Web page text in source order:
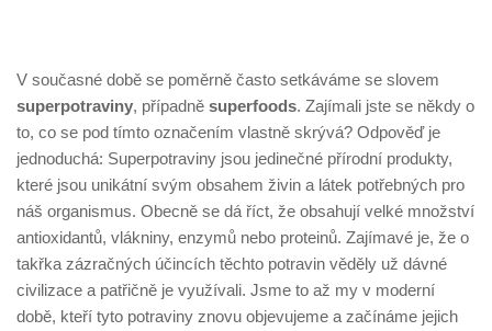
V současné době se poměrně často setkáváme se slovem
superpotraviny, případně superfoods. Zajímali jste se někdy o
to, co se pod tímto označením vlastně skrývá? Odpověď je
jednoduchá: Superpotraviny jsou jedinečné přírodní produkty,
které jsou unikátní svým obsahem živin a látek potřebných pro
náš organismus. Obecně se dá říct, že obsahují velké množství
antioxidantů, vlákniny, enzymů nebo proteinů. Zajímavé je, že o
takřka zázračných účincích těchto potravin věděly už dávné
civilizace a patřičně je využívali. Jsme to až my v moderní
době, kteří tyto potraviny znovu objevujeme a začínáme jejich